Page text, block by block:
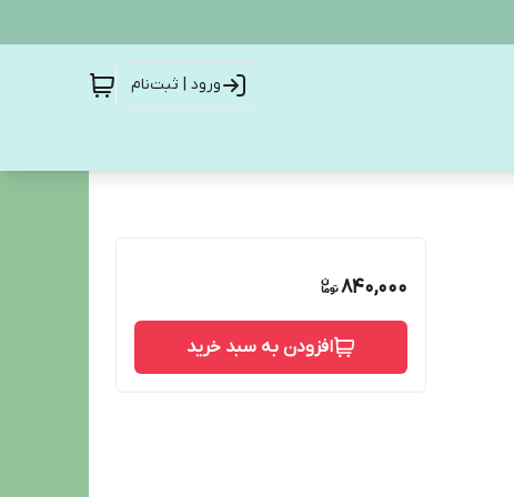
ورود | ثبت‌نام
840,000
افزودن به سبد خرید